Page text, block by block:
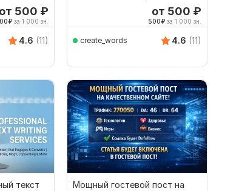
от 500 ₽
₽ за 1 000 зн.
4.6 (11)
от 500 ₽
500₽ за 1 000 зн.
create_words 4.6 (11)
текст
Мощный гостевой пост на